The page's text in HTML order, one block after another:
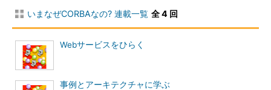
いまなぜCORBAなの? 連載一覧 全 4 回
Webサービスをひらく
事例とアーキテクチャに学ぶ